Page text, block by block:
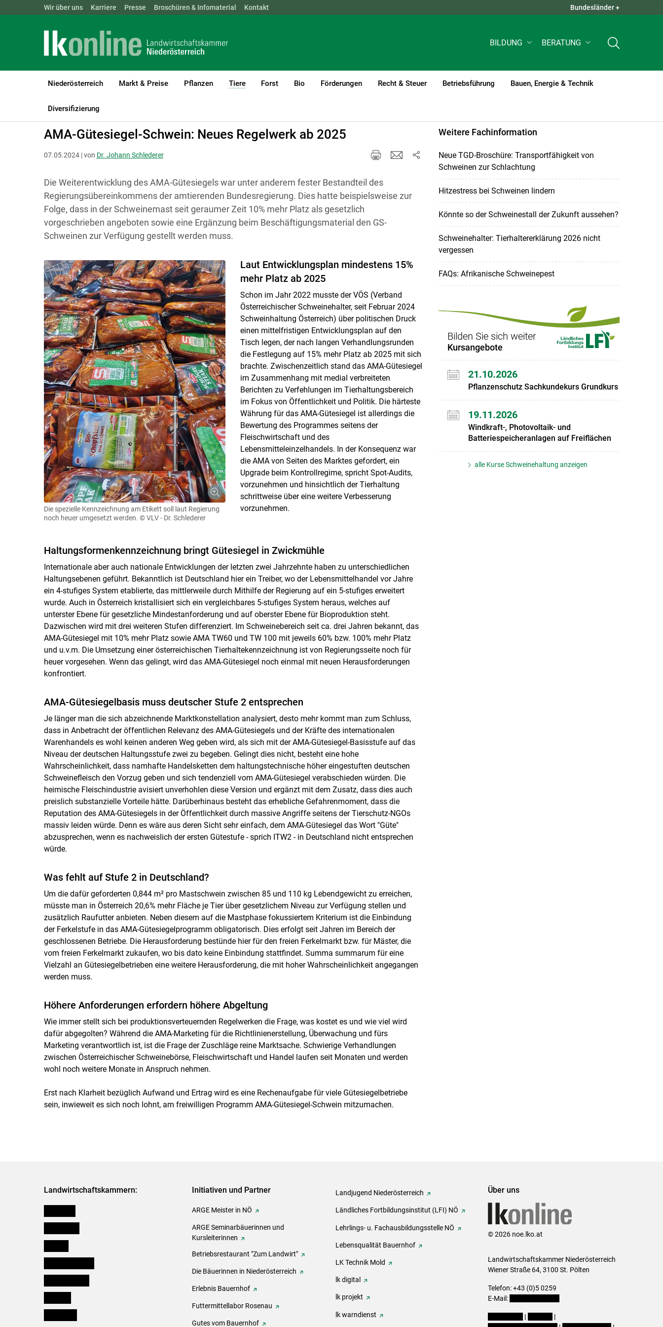
Skip to main content
Landwirtschaftskammern: ÖSTERREICH BGLD KTN NÖ OÖ SBG QUICK LINKS +
Wir über uns Karriere Presse Broschüren & Infomaterial Kontakt Bundesländer +
BILDUNG BERATUNG
Niederösterreich Markt & Preise Pflanzen Tiere
(current)1
Forst Bio Förderungen Recht & Steuer Betriebsführung Bauen, Energie & Technik
Diversifizierung
LK Niederösterreich
AMA-Gütesiegel-Schwein: Neues Regelwerk ab 2025
07.05.2024 | von Dr. Johann Schlederer
Die Weiterentwicklung des AMA-Gütesiegels war unter anderem fester Bestandteil des
Regierungsübereinkommens der amtierenden Bundesregierung. Dies hatte beispielsweise zur
Folge, dass in der Schweinemast seit geraumer Zeit 10% mehr Platz als gesetzlich
vorgeschrieben angeboten sowie eine Ergänzung beim Beschäftigungsmaterial den GS-
Schweinen zur Verfügung gestellt werden muss.
Die spezielle Kennzeichnung am Etikett soll laut Regierung
noch heuer umgesetzt werden. © VLV - Dr. Schlederer
Laut Entwicklungsplan mindestens 15%
mehr Platz ab 2025
Schon im Jahr 2022 musste der VÖS (Verband
Österreichischer Schweinehalter, seit Februar 2024
Schweinhaltung Österreich) über politischen Druck
einen mittelfristigen Entwicklungsplan auf den
Tisch legen, der nach langen Verhandlungsrunden
die Festlegung auf 15% mehr Platz ab 2025 mit sich
brachte. Zwischenzeitlich stand das AMA-Gütesiegel
im Zusammenhang mit medial verbreiteten
Berichten zu Verfehlungen im Tierhaltungsbereich
im Fokus von Öffentlichkeit und Politik. Die härteste
Währung für das AMA-Gütesiegel ist allerdings die
Bewertung des Programmes seitens der
Fleischwirtschaft und des
Lebensmitteleinzelhandels. In der Konsequenz war
die AMA von Seiten des Marktes gefordert, ein
Upgrade beim Kontrollregime, spricht Spot-Audits,
vorzunehmen und hinsichtlich der Tierhaltung
schrittweise über eine weitere Verbesserung
vorzunehmen.
Haltungsformenkennzeichnung bringt Gütesiegel in Zwickmühle
Internationale aber auch nationale Entwicklungen der letzten zwei Jahrzehnte haben zu unterschiedlichen
Haltungsebenen geführt. Bekanntlich ist Deutschland hier ein Treiber, wo der Lebensmittelhandel vor Jahre
ein 4-stufiges System etablierte, das mittlerweile durch Mithilfe der Regierung auf ein 5-stufiges erweitert
wurde. Auch in Österreich kristallisiert sich ein vergleichbares 5-stufiges System heraus, welches auf
unterster Ebene für gesetzliche Mindestanforderung und auf oberster Ebene für Bioproduktion steht.
Dazwischen wird mit drei weiteren Stufen differenziert. Im Schweinebereich seit ca. drei Jahren bekannt, das
AMA-Gütesiegel mit 10% mehr Platz sowie AMA TW60 und TW 100 mit jeweils 60% bzw. 100% mehr Platz
und u.v.m. Die Umsetzung einer österreichischen Tierhaltekennzeichnung ist von Regierungsseite noch für
heuer vorgesehen. Wenn das gelingt, wird das AMA-Gütesiegel noch einmal mit neuen Herausforderungen
konfrontiert.
AMA-Gütesiegelbasis muss deutscher Stufe 2 entsprechen
Je länger man die sich abzeichnende Marktkonstellation analysiert, desto mehr kommt man zum Schluss,
dass in Anbetracht der öffentlichen Relevanz des AMA-Gütesiegels und der Kräfte des internationalen
Warenhandels es wohl keinen anderen Weg geben wird, als sich mit der AMA-Gütesiegel-Basisstufe auf das
Niveau der deutschen Haltungsstufe zwei zu begeben. Gelingt dies nicht, besteht eine hohe
Wahrscheinlichkeit, dass namhafte Handelsketten dem haltungstechnische höher eingestuften deutschen
Schweinefleisch den Vorzug geben und sich tendenziell vom AMA-Gütesiegel verabschieden würden. Die
heimische Fleischindustrie avisiert unverhohlen diese Version und ergänzt mit dem Zusatz, dass dies auch
preislich substanzielle Vorteile hätte. Darüberhinaus besteht das erhebliche Gefahrenmoment, dass die
Reputation des AMA-Gütesiegels in der Öffentlichkeit durch massive Angriffe seitens der Tierschutz-NGOs
massiv leiden würde. Denn es wäre aus deren Sicht sehr einfach, dem AMA-Gütesiegel das Wort "Güte"
abzusprechen, wenn es nachweislich der ersten Gütestufe - sprich ITW2 - in Deutschland nicht entsprechen
würde.
Was fehlt auf Stufe 2 in Deutschland?
Um die dafür geforderten 0,844 m² pro Mastschwein zwischen 85 und 110 kg Lebendgewicht zu erreichen,
müsste man in Österreich 20,6% mehr Fläche je Tier über gesetzlichem Niveau zur Verfügung stellen und
zusätzlich Raufutter anbieten. Neben diesem auf die Mastphase fokussiertem Kriterium ist die Einbindung
der Ferkelstufe in das AMA-Gütesiegelprogramm obligatorisch. Dies erfolgt seit Jahren im Bereich der
geschlossenen Betriebe. Die Herausforderung bestünde hier für den freien Ferkelmarkt bzw. für Mäster, die
vom freien Ferkelmarkt zukaufen, wo bis dato keine Einbindung stattfindet. Summa summarum für eine
Vielzahl an Gütesiegelbetrieben eine weitere Herausforderung, die mit hoher Wahrscheinlichkeit angegangen
werden muss.
Höhere Anforderungen erfordern höhere Abgeltung
Wie immer stellt sich bei produktionsverteuernden Regelwerken die Frage, was kostet es und wie viel wird
dafür abgegolten? Während die AMA-Marketing für die Richtlinienerstellung, Überwachung und fürs
Marketing verantwortlich ist, ist die Frage der Zuschläge reine Marktsache. Schwierige Verhandlungen
zwischen Österreichischer Schweinebörse, Fleischwirtschaft und Handel laufen seit Monaten und werden
wohl noch weitere Monate in Anspruch nehmen.
Erst nach Klarheit bezüglich Aufwand und Ertrag wird es eine Rechenaufgabe für viele Gütesiegelbetriebe
sein, inwieweit es sich noch lohnt, am freiwilligen Programm AMA-Gütesiegel-Schwein mitzumachen.
Weitere Fachinformation
Neue TGD-Broschüre: Transportfähigkeit von
Schweinen zur Schlachtung
Hitzestress bei Schweinen lindern
Könnte so der Schweinestall der Zukunft aussehen?
Schweinehalter: Tierhaltererklärung 2026 nicht
vergessen
FAQs: Afrikanische Schweinepest
Bilden Sie sich weiter
Kursangebote
21.10.2026
Pflanzenschutz Sachkundekurs Grundkurs
19.11.2026
Windkraft-, Photovoltaik- und
Batteriespeicheranlagen auf Freiflächen
alle Kurse Schweinehaltung anzeigen
Landwirtschaftskammern: Initiativen und Partner
ARGE Meister in NÖ
ARGE Seminarbäuerinnen und
Kursleiterinnen
Betriebsrestaurant "Zum Landwirt"
Die Bäuerinnen in Niederösterreich
Erlebnis Bauernhof
Futtermittellabor Rosenau
Gutes vom Bauernhof
Landjugend Niederösterreich
Ländliches Fortbildungsinstitut (LFI) NÖ
Lehrlings- u. Fachausbildungsstelle NÖ
Lebensqualität Bauernhof
LK Technik Mold
lk digital
lk projekt
lk warndienst
Über uns
© 2026 noe.lko.at
Landwirtschaftskammer Niederösterreich
Wiener Straße 64, 3100 St. Pölten
Telefon: +43 (0)5 0259
E-Mail:
|
|